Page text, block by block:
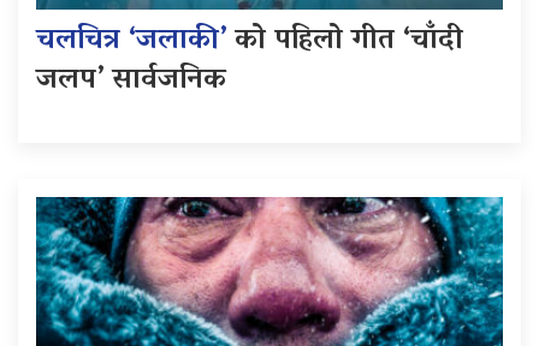
चलचित्र ‘जलाकी’को पहिलो गीत ‘चाँदी
जलप’ सार्वजनिक